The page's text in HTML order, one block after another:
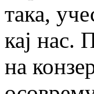
така,
кај нас.
на